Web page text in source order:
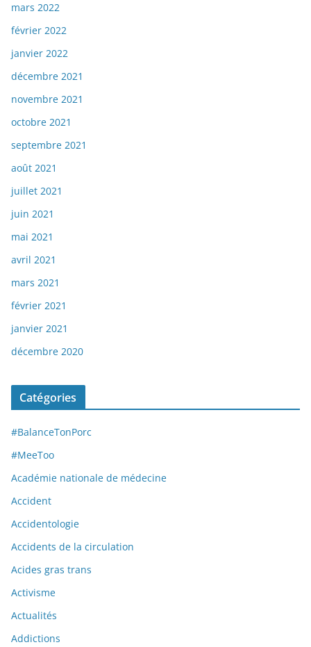
mars 2022
février 2022
janvier 2022
décembre 2021
novembre 2021
octobre 2021
septembre 2021
août 2021
juillet 2021
juin 2021
mai 2021
avril 2021
mars 2021
février 2021
janvier 2021
décembre 2020
Catégories
#BalanceTonPorc
#MeeToo
Académie nationale de médecine
Accident
Accidentologie
Accidents de la circulation
Acides gras trans
Activisme
Actualités
Addictions